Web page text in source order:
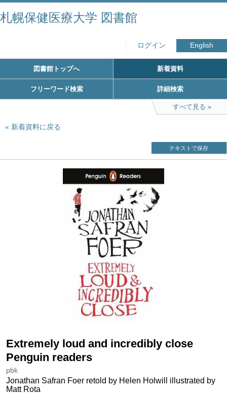
札幌保健医療大学 図書館
ログイン English
図書館トップへ 新着資料
フリーワード検索 詳細検索
すべて見る
新着資料に戻る
テキストで保存
Extremely loud and incredibly close
Penguin readers
pbk
Jonathan Safran Foer retold by Helen Holwill illustrated by
Matt Rota